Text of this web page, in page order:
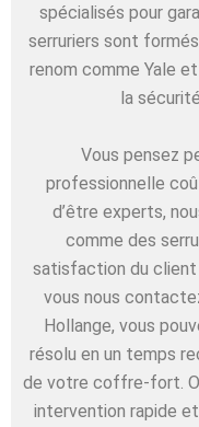
spécialisés pour
serruriers sont
renom comme Yale
la
Vous pensez
professionnelle
d’être experts,
comme des
satisfaction du
vous nous
Hollange, vous
résolu en un temps
de votre coffre-fort.
intervention rapide